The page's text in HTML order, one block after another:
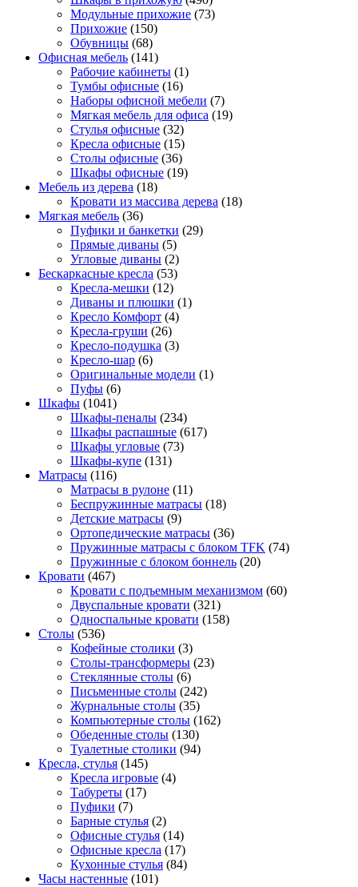
Модульные прихожие (73)
Прихожие (150)
Обувницы (68)
Офисная мебель (141)
Рабочие кабинеты (1)
Тумбы офисные (16)
Наборы офисной мебели (7)
Мягкая мебель для офиса (19)
Стулья офисные (32)
Кресла офисные (15)
Столы офисные (36)
Шкафы офисные (19)
Мебель из дерева (18)
Кровати из массива дерева (18)
Мягкая мебель (36)
Пуфики и банкетки (29)
Прямые диваны (5)
Угловые диваны (2)
Бескаркасные кресла (53)
Кресла-мешки (12)
Диваны и плюшки (1)
Кресло Комфорт (4)
Кресла-груши (26)
Кресло-подушка (3)
Кресло-шар (6)
Оригинальные модели (1)
Пуфы (6)
Шкафы (1041)
Шкафы-пеналы (234)
Шкафы распашные (617)
Шкафы угловые (73)
Шкафы-купе (131)
Матрасы (116)
Матрасы в рулоне (11)
Беспружинные матрасы (18)
Детские матрасы (9)
Ортопедические матрасы (36)
Пружинные матрасы с блоком TFK (74)
Пружинные с блоком боннель (20)
Кровати (467)
Кровати с подъемным механизмом (60)
Двуспальные кровати (321)
Односпальные кровати (158)
Столы (536)
Кофейные столики (3)
Столы-трансформеры (23)
Стеклянные столы (6)
Письменные столы (242)
Журнальные столы (35)
Компьютерные столы (162)
Обеденные столы (130)
Туалетные столики (94)
Кресла, стулья (145)
Кресла игровые (4)
Табуреты (17)
Пуфики (7)
Барные стулья (2)
Офисные стулья (14)
Офисные кресла (17)
Кухонные стулья (84)
Часы настенные (101)